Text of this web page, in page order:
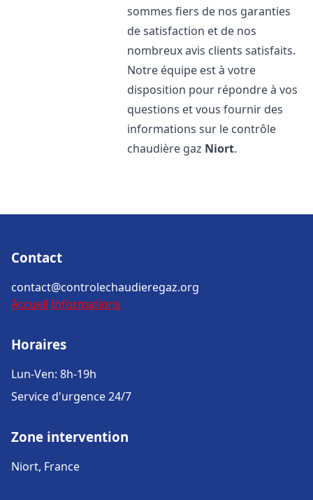
sommes fiers de nos garanties
de satisfaction et de nos
nombreux avis clients satisfaits.
Notre équipe est à votre
disposition pour répondre à vos
questions et vous fournir des
informations sur le contrôle
chaudière gaz Niort.
Contact
contact@controlechaudieregaz.org
Accueil Informations
Horaires
Lun-Ven: 8h-19h
Service d'urgence 24/7
Zone intervention
Niort, France